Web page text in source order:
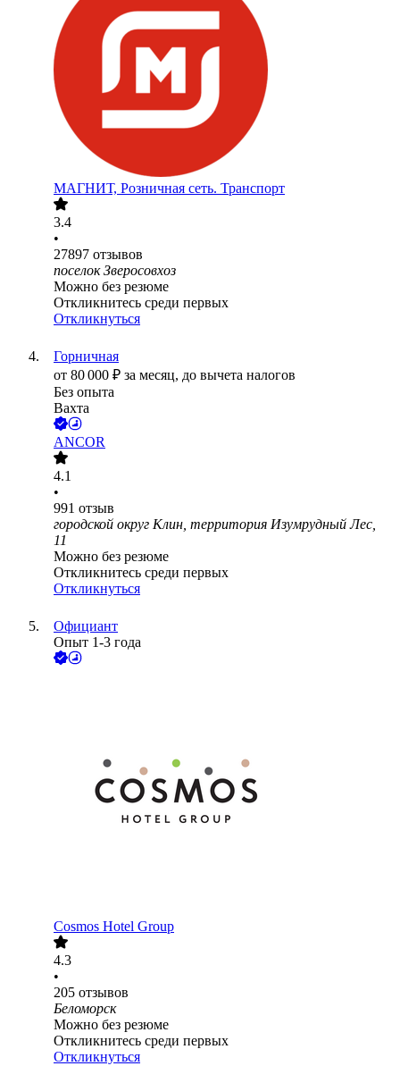
МАГНИТ, Розничная сеть. Транспорт
3.4
•
27897 отзывов
поселок Зверосовхоз
Можно без резюме
Откликнитесь среди первых
Откликнуться
Горничная
от 80 000 ₽ за месяц, до вычета налогов
Без опыта
Вахта
ANCOR
4.1
•
991 отзыв
городской округ Клин, территория Изумрудный Лес,
11
Можно без резюме
Откликнитесь среди первых
Откликнуться
Официант
Опыт 1-3 года
Cosmos Hotel Group
4.3
•
205 отзывов
Беломорск
Можно без резюме
Откликнитесь среди первых
Откликнуться